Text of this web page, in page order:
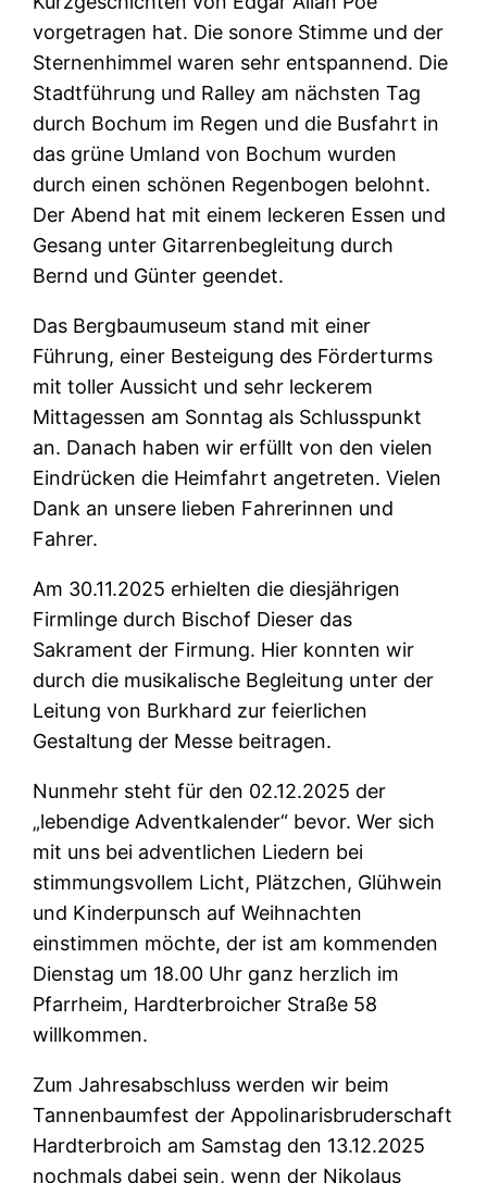
vorgetragen hat. Die sonore Stimme und der
Sternenhimmel waren sehr entspannend. Die
Stadtführung und Ralley am nächsten Tag
durch Bochum im Regen und die Busfahrt in
das grüne Umland von Bochum wurden
durch einen schönen Regenbogen belohnt.
Der Abend hat mit einem leckeren Essen und
Gesang unter Gitarrenbegleitung durch
Bernd und Günter geendet.
Das Bergbaumuseum stand mit einer
Führung, einer Besteigung des Förderturms
mit toller Aussicht und sehr leckerem
Mittagessen am Sonntag als Schlusspunkt
an. Danach haben wir erfüllt von den vielen
Eindrücken die Heimfahrt angetreten. Vielen
Dank an unsere lieben Fahrerinnen und
Fahrer.
Am 30.11.2025 erhielten die diesjährigen
Firmlinge durch Bischof Dieser das
Sakrament der Firmung. Hier konnten wir
durch die musikalische Begleitung unter der
Leitung von Burkhard zur feierlichen
Gestaltung der Messe beitragen.
Nunmehr steht für den 02.12.2025 der
„lebendige Adventkalender“ bevor. Wer sich
mit uns bei adventlichen Liedern bei
stimmungsvollem Licht, Plätzchen, Glühwein
und Kinderpunsch auf Weihnachten
einstimmen möchte, der ist am kommenden
Dienstag um 18.00 Uhr ganz herzlich im
Pfarrheim, Hardterbroicher Straße 58
willkommen.
Zum Jahresabschluss werden wir beim
Tannenbaumfest der Appolinarisbruderschaft
Hardterbroich am Samstag den 13.12.2025
nochmals dabei sein, wenn der Nikolaus